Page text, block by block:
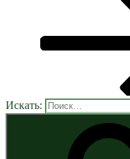
Искать: